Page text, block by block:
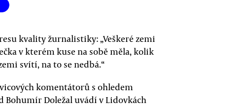
kvality žurnalistiky: „Veškeré zemi
v kterém kuse na sobě měla, kolik
svítí, na to se nedbá.“
komentátorů s ohledem
Bohumír Doležal uvádí v Lidovkách